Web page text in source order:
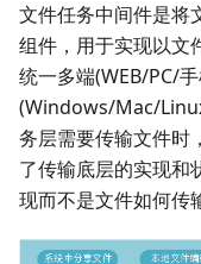
文件任务中间件是将
组件，用于实现以文
统一多端(WEB/PC/
(Windows/Mac/
务层需要传输文件时
了传输底层的实现和
现而不是文件如何传